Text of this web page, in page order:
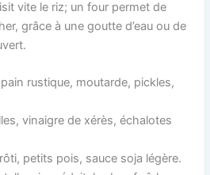
vite le riz; un four permet de
grâce à une goutte d’eau ou de
rustique, moutarde, pickles,
vinaigre de xérès, échalotes
petits pois, sauce soja légère.